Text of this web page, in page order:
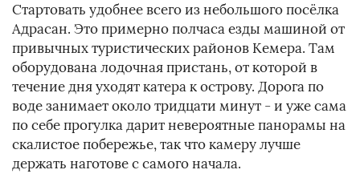
Стартовать удобнее всего из небольшого посёлка
Адрасан. Это примерно полчаса езды машиной от
привычных туристических районов Кемера. Там
оборудована лодочная пристань, от которой в
течение дня уходят катера к острову. Дорога по
воде занимает около тридцати минут - и уже сама
по себе прогулка дарит невероятные панорамы на
скалистое побережье, так что камеру лучше
держать наготове с самого начала.